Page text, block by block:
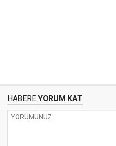
HABERE YORUM KAT